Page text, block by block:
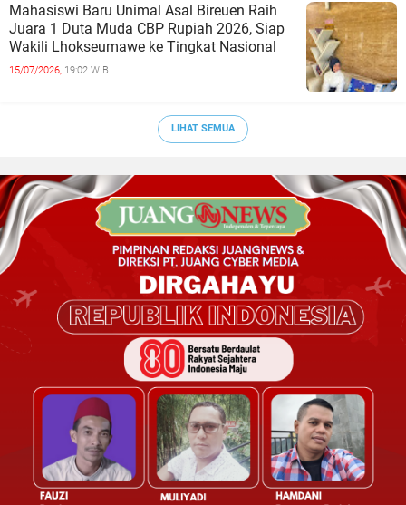
Mahasiswi Baru Unimal Asal Bireuen Raih
Juara 1 Duta Muda CBP Rupiah 2026, Siap
Wakili Lhokseumawe ke Tingkat Nasional
15/07/2026, 19:02 WIB
LIHAT SEMUA